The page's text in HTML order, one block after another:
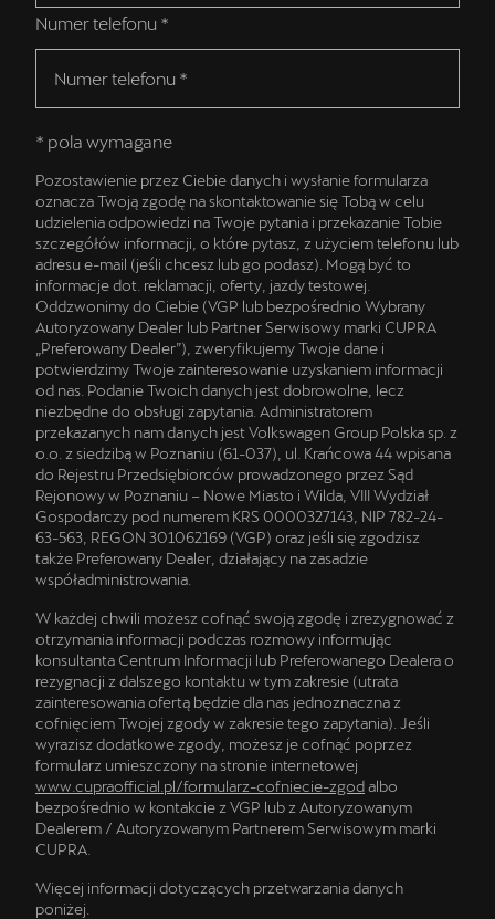
Numer telefonu *
* pola wymagane
Pozostawienie przez Ciebie danych i wysłanie formularza
oznacza Twoją zgodę na skontaktowanie się Tobą w celu
udzielenia odpowiedzi na Twoje pytania i przekazanie Tobie
szczegółów informacji, o które pytasz, z użyciem telefonu lub
adresu e-mail (jeśli chcesz lub go podasz). Mogą być to
informacje dot. reklamacji, oferty, jazdy testowej.
Oddzwonimy do Ciebie (VGP lub bezpośrednio Wybrany
Autoryzowany Dealer lub Partner Serwisowy marki CUPRA
„Preferowany Dealer”), zweryfikujemy Twoje dane i
potwierdzimy Twoje zainteresowanie uzyskaniem informacji
od nas. Podanie Twoich danych jest dobrowolne, lecz
niezbędne do obsługi zapytania. Administratorem
przekazanych nam danych jest Volkswagen Group Polska sp. z
o.o. z siedzibą w Poznaniu (61-037), ul. Krańcowa 44 wpisana
do Rejestru Przedsiębiorców prowadzonego przez Sąd
Rejonowy w Poznaniu – Nowe Miasto i Wilda, VIII Wydział
Gospodarczy pod numerem KRS 0000327143, NIP 782-24-
63-563, REGON 301062169 (VGP) oraz jeśli się zgodzisz
także Preferowany Dealer, działający na zasadzie
współadministrowania.
W każdej chwili możesz cofnąć swoją zgodę i zrezygnować z
otrzymania informacji podczas rozmowy informując
konsultanta Centrum Informacji lub Preferowanego Dealera o
rezygnacji z dalszego kontaktu w tym zakresie (utrata
zainteresowania ofertą będzie dla nas jednoznaczna z
cofnięciem Twojej zgody w zakresie tego zapytania). Jeśli
wyrazisz dodatkowe zgody, możesz je cofnąć poprzez
formularz umieszczony na stronie internetowej
www.cupraofficial.pl/formularz-cofniecie-zgodalbo
bezpośrednio w kontakcie z VGP lub z Autoryzowanym
Dealerem / Autoryzowanym Partnerem Serwisowym marki
CUPRA.
Więcej informacji dotyczących przetwarzania danych
poniżej.